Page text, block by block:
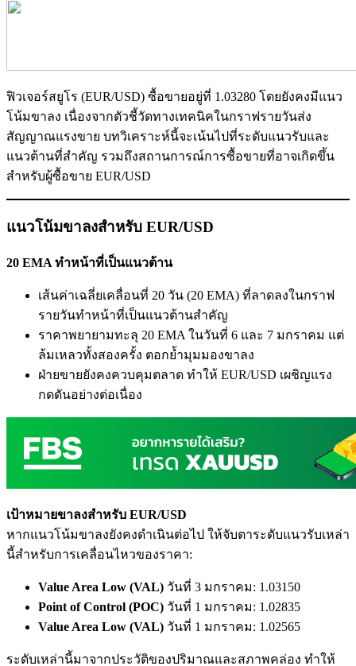
ฟิวเจอร์สยูโร (EUR/USD) ซื้อขายอยู่ที่ 1.03280 โดยยังคงมีแนว
โน้มขาลง เนื่องจากตัวชี้วัดทางเทคนิคในกราฟรายวันส่ง
สัญญาณแรงขาย บทวิเคราะห์นี้จะเน้นไปที่ระดับแนวรับและ
แนวต้านที่สำคัญ รวมถึงสถานการณ์การซื้อขายที่อาจเกิดขึ้น
สำหรับผู้ซื้อขาย EUR/USD
แนวโน้มขาลงสำหรับ EUR/USD
20 EMA ทำหน้าที่เป็นแนวต้าน
เส้นค่าเฉลี่ยเคลื่อนที่ 20 วัน (20 EMA) ที่ลาดลงในกราฟ
รายวันทำหน้าที่เป็นแนวต้านสำคัญ
ราคาพยายามทะลุ 20 EMA ในวันที่ 6 และ 7 มกราคม แต่
ล้มเหลวทั้งสองครั้ง ตอกย้ำมุมมองขาลง
ฝ่ายขายยังคงควบคุมตลาด ทำให้ EUR/USD เผชิญแรง
กดดันอย่างต่อเนื่อง
เป้าหมายขาลงสำหรับ EUR/USD
หากแนวโน้มขาลงยังคงดำเนินต่อไป ให้จับตาระดับแนวรับเหล่า
นี้สำหรับการเคลื่อนไหวของราคา:
Value Area Low (VAL) วันที่ 3 มกราคม: 1.03150
Point of Control (POC) วันที่ 1 มกราคม: 1.02835
Value Area Low (VAL) วันที่ 1 มกราคม: 1.02565
ระดับเหล่านี้มาจากประวัติของปริมาณและสภาพคล่อง ทำให้